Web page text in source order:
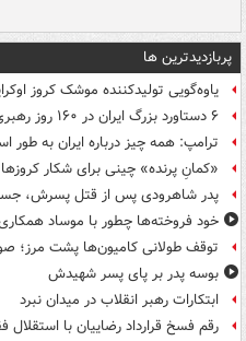
پربازدیدترین ها
یاوه‌گویی تولیدکننده موشک کروز
۶ دستاورد بزرگ ایران در ۱۶۰ روز رهبری رهبر انقلاب
ترامپ: همه چیز درباره ایران به
«کمانِ پرنده» چینی برای شکار کروزها
پدر شاهرودی پس از قتل پسرش،
خود فروخته‌ها چطور با موساد
توقف طولانی کامیون‌ها پشت مرز؛
بوسه‌ پدر بر پای پسر شهیدش
ابتکارات رهبر انقلاب در میدان نبرد
رقم فسخ قرارداد رضاییان با استقلال فقط ۱۰۰میلیون